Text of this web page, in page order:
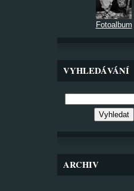
Fotoalbum
VYHLEDÁVÁNÍ
ARCHIV